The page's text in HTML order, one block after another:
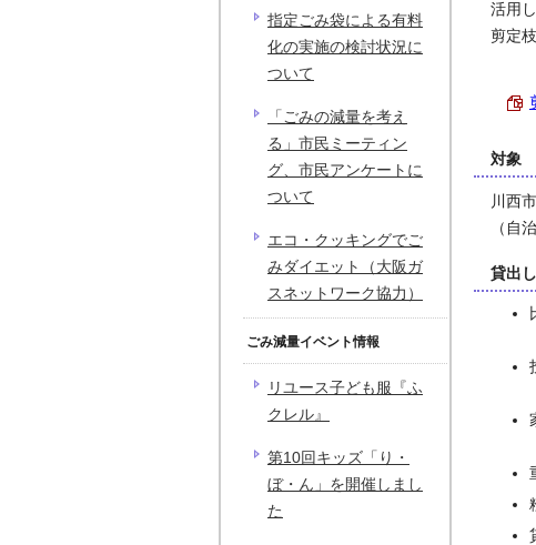
活用
剪定
対象
川西
（自
貸出
指定ごみ袋による有料
化の実施の検討状況に
ついて
「ごみの減量を考え
る」市民ミーティン
グ、市民アンケートに
ついて
エコ・クッキングでご
みダイエット（大阪ガ
スネットワーク協力）
ごみ減量イベント情報
リユース子ども服『ふ
クレル』
第10回キッズ「り・
ぼ・ん」を開催しまし
た